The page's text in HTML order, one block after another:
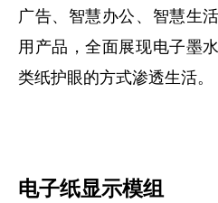
广告、智慧办公、智慧生
用产品，全面展现电子墨
类纸护眼的方式渗透生活。
电子纸显示模组